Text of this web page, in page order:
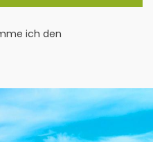
ich den